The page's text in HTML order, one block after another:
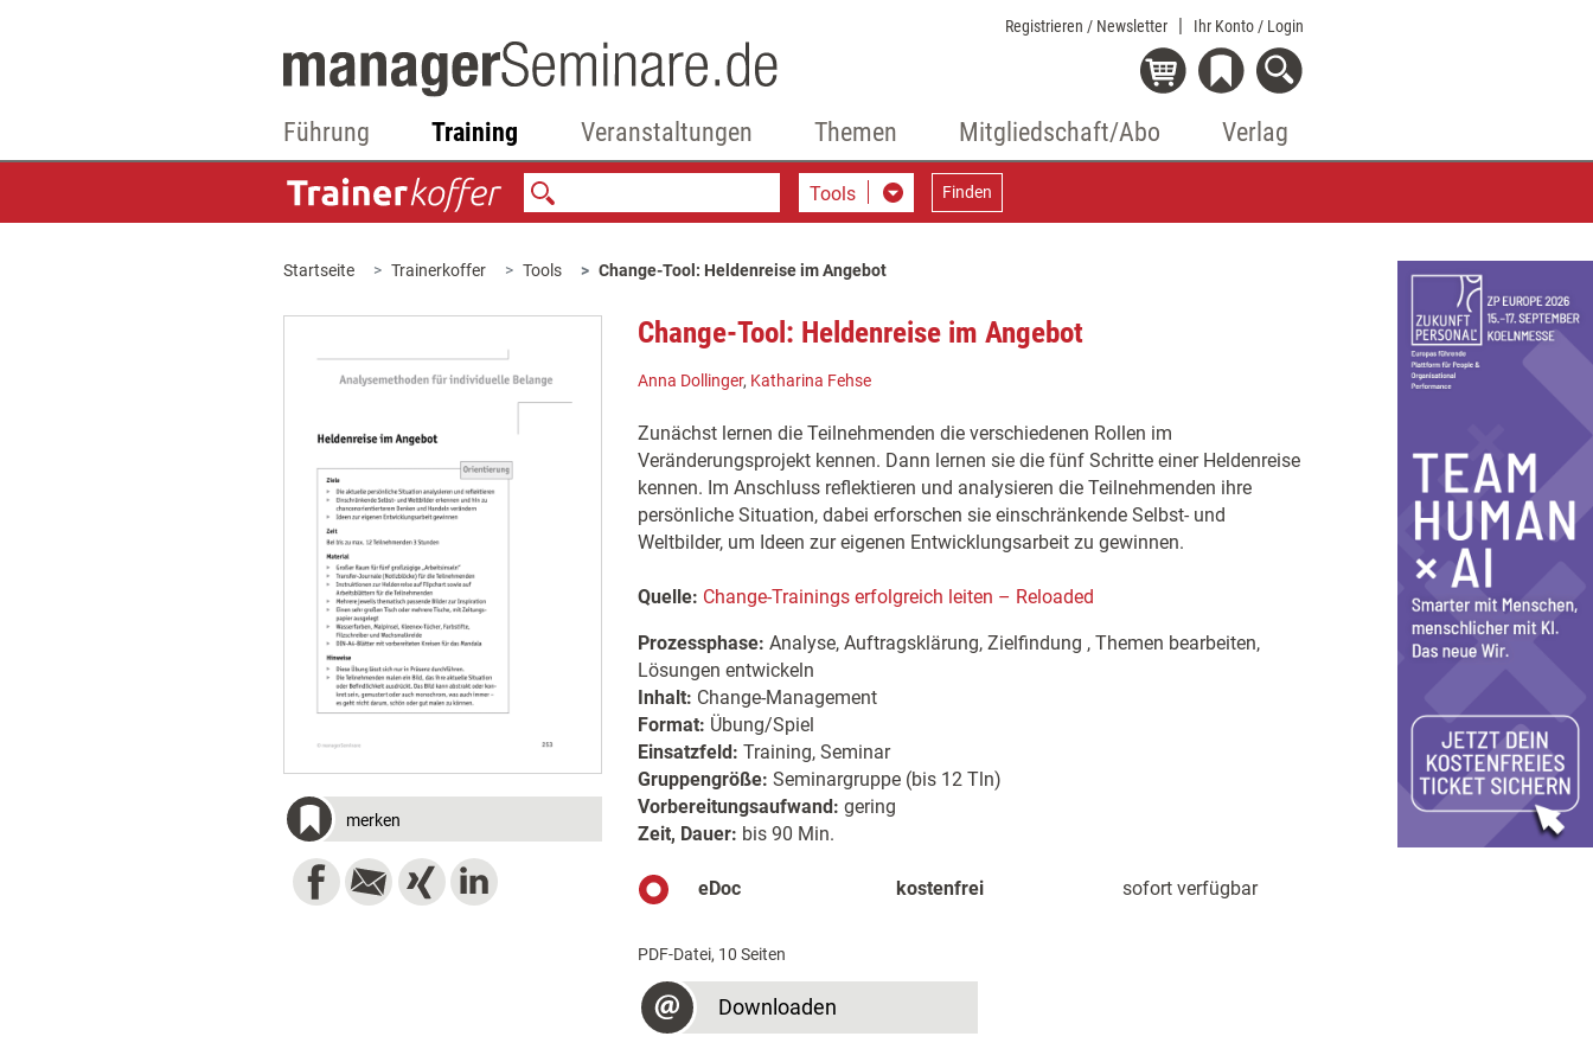
Registrieren / Newsletter Ihr Konto / Login
Führung Training Veranstaltungen Themen Mitgliedschaft/Abo Verlag
Tools Finden
Startseite Trainerkoffer Tools Change-Tool: Heldenreise im Angebot
merken
Change-Tool: Heldenreise im Angebot
Anna Dollinger, Katharina Fehse
Zunächst lernen die Teilnehmenden die verschiedenen Rollen im
Veränderungsprojekt kennen. Dann lernen sie die fünf Schritte einer Heldenreise
kennen. Im Anschluss reflektieren und analysieren die Teilnehmenden ihre
persönliche Situation, dabei erforschen sie einschränkende Selbst- und
Weltbilder, um Ideen zur eigenen Entwicklungsarbeit zu gewinnen.
Quelle: Change-Trainings erfolgreich leiten – Reloaded
Prozessphase: Analyse, Auftragsklärung, Zielfindung , Themen bearbeiten,
Lösungen entwickeln
Inhalt: Change-Management
Format: Übung/Spiel
Einsatzfeld: Training, Seminar
Gruppengröße: Seminargruppe (bis 12 Tln)
Vorbereitungsaufwand: gering
Zeit, Dauer: bis 90 Min.
eDoc kostenfrei sofort verfügbar
PDF-Datei, 10 Seiten
Downloaden